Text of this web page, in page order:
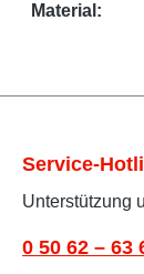
Material:
Service-
Unterstützung
0 50 62 – 63